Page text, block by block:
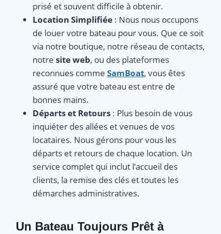
prisé et souvent difficile à obtenir.
Location Simplifiée : Nous nous occupons
de louer votre bateau pour vous. Que ce soit
via notre boutique, notre réseau de contacts,
notre site web, ou des plateformes
reconnues comme SamBoat, vous êtes
assuré que votre bateau est entre de
bonnes mains.
Départs et Retours : Plus besoin de vous
inquiéter des allées et venues de vos
locataires. Nous gérons pour vous les
départs et retours de chaque location. Un
service complet qui inclut l’accueil des
clients, la remise des clés et toutes les
démarches administratives.
Un Bateau Toujours Prêt à